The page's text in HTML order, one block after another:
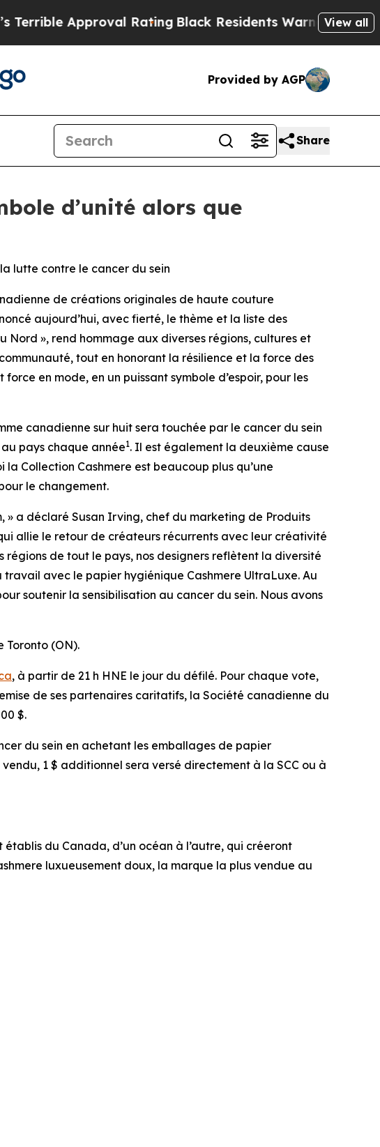
RatingBlack Residents Warned of Abusive Cops
View all
Provided by AGP
Share
d’unité alors que
lutte contre le cancer du sein
de créations originales de haute couture
aujourd’hui, avec fierté, le thème et la liste des
», rend hommage aux diverses régions, cultures et
tout en honorant la résilience et la force des
en mode, en un puissant symbole d’espoir, pour les
canadienne sur huit sera touchée par le cancer du sein
pays chaque année1. Il est également la deuxième cause
Collection Cashmere est beaucoup plus qu’une
le changement.
» a déclaré Susan Irving, chef du marketing de Produits
allie le retour de créateurs récurrents avec leur créativité
de tout le pays, nos designers reflètent la diversité
avec le papier hygiénique Cashmere UltraLuxe. Au
soutenir la sensibilisation au cancer du sein. Nous avons
Toronto (ON).
, à partir de 21 h HNE le jour du défilé. Pour chaque vote,
de ses partenaires caritatifs, la Société canadienne du
$.
du sein en achetant les emballages de papier
1 $ additionnel sera versé directement à la SCC ou à
du Canada, d’un océan à l’autre, qui créeront
luxueusement doux, la marque la plus vendue au